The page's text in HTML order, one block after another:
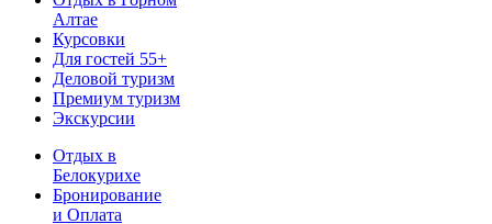
Алтае
Курсовки
Для гостей 55+
Деловой туризм
Премиум туризм
Экскурсии
Отдых в
Белокурихе
Бронирование
и Оплата